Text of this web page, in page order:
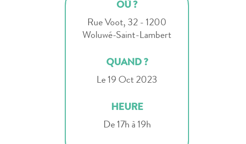
OÙ ?
Rue Voot, 32 - 1200
Woluwé-Saint-Lambert
QUAND ?
Le 19 Oct 2023
HEURE
De 17h à 19h